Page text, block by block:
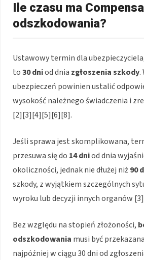
Ile czasu ma
odszkodowania?
Ustawowy termin dla
to30 dniod dnia zgłoszenia szkody.
ubezpieczeń powinien ustalić
wysokość należnego świadczenia i
[2][3][4][5][6][8].
Jeśli sprawa jest skomplikowana,
przesuwa się do 14 dniod dnia
okoliczności, jednak nie dłużej niż90
szkody, z wyjątkiem szczególnych
wyroku lub decyzji innych organów
Bez względu na stopień złożoności,
odszkodowania musi być
najpóźniej w ciągu 30 dni od